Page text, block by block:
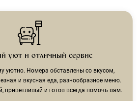
уют и отличный сервис
уютно. Номера обставлены со вкусом,
и вкусная еда, разнообразное меню.
приветливый и готов всегда помочь вам.